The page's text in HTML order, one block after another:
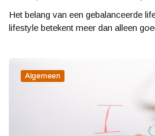
Het belang van een gebalanceerde
lifestyle betekent meer dan alleen
Algemeen